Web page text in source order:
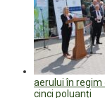
aerului în regim
cinci poluanți